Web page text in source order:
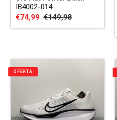
IB4002-014
Precio
de
€74,99 Precio
habitual
€149,98
OFERTA